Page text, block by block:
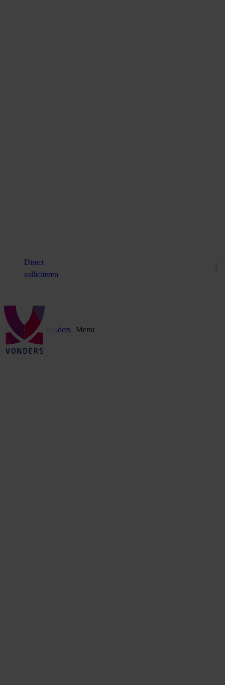
Vonders Menu
Direct
solliciteren